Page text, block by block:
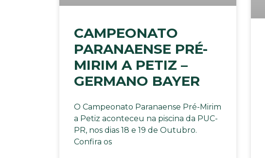
CAMPEONATO
PARANAENSE PRÉ-
MIRIM A PETIZ –
GERMANO BAYER
O Campeonato Paranaense Pré-Mirim
a Petiz aconteceu na piscina da PUC-
PR, nos dias 18 e 19 de Outubro.
Confira os